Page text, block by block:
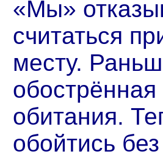
«Мы»
считаться
месту.
обитания.
обойтись